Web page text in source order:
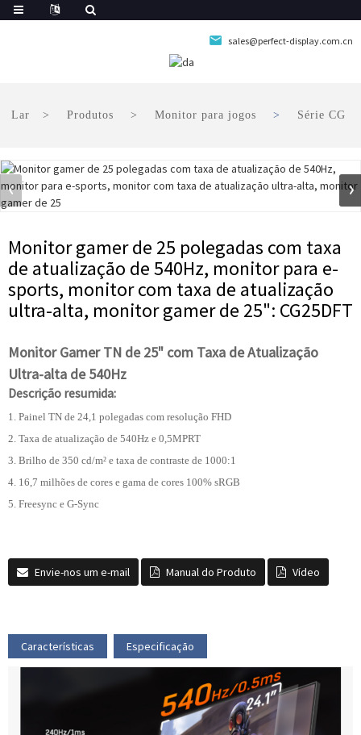
sales@perfect-display.com.cn
Lar Produtos Monitor para jogos Série CG
Monitor gamer de 25 polegadas com taxa
de atualização de 540Hz, monitor para e-
sports, monitor com taxa de atualização
ultra-alta, monitor gamer de 25": CG25DFT
Monitor Gamer TN de 25" com Taxa de Atualização
Ultra-alta de 540Hz
Descrição resumida:
1. Painel TN de 24,1 polegadas com resolução FHD
2. Taxa de atualização de 540Hz e 0,5MPRT
3. Brilho de 350 cd/m² e taxa de contraste de 1000:1
4. 16,7 milhões de cores e gama de cores 100% sRGB
5. Freesync e G-Sync
Envie-nos um e-mail Manual do Produto Vídeo
Características Especificação